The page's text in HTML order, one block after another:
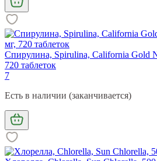
Спирулина, Spirulina, California Gold
720 таблеток
7
Есть в наличии (заканчивается)